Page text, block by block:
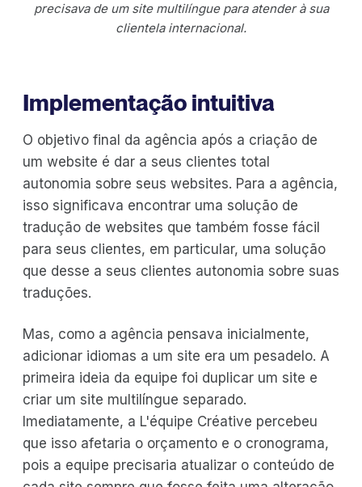
precisava de um site multilíngue para atender à sua
clientela internacional.
Implementação intuitiva
O objetivo final da agência após a criação de
um website é dar a seus clientes total
autonomia sobre seus websites. Para a agência,
isso significava encontrar uma solução de
tradução de websites que também fosse fácil
para seus clientes, em particular, uma solução
que desse a seus clientes autonomia sobre suas
traduções.
Mas, como a agência pensava inicialmente,
adicionar idiomas a um site era um pesadelo. A
primeira ideia da equipe foi duplicar um site e
criar um site multilíngue separado.
Imediatamente, a L'équipe Créative percebeu
que isso afetaria o orçamento e o cronograma,
pois a equipe precisaria atualizar o conteúdo de